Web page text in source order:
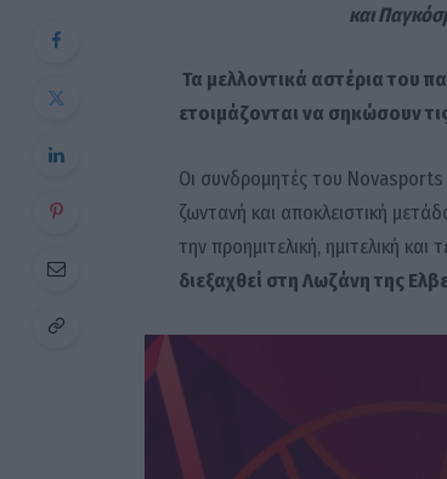
και
Τα μελλοντικά αστέρια του
ετοιμάζονται να σηκώσουν
Οι συνδρομητές του
ζωντανή και αποκλειστική
την προημιτελική, ημιτελική και
διεξαχθεί στη Λωζάνη της